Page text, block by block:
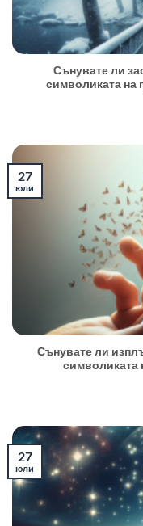
Сънувате ли
символиката на
Сънувате ли
символиката
27
юли
27
юли